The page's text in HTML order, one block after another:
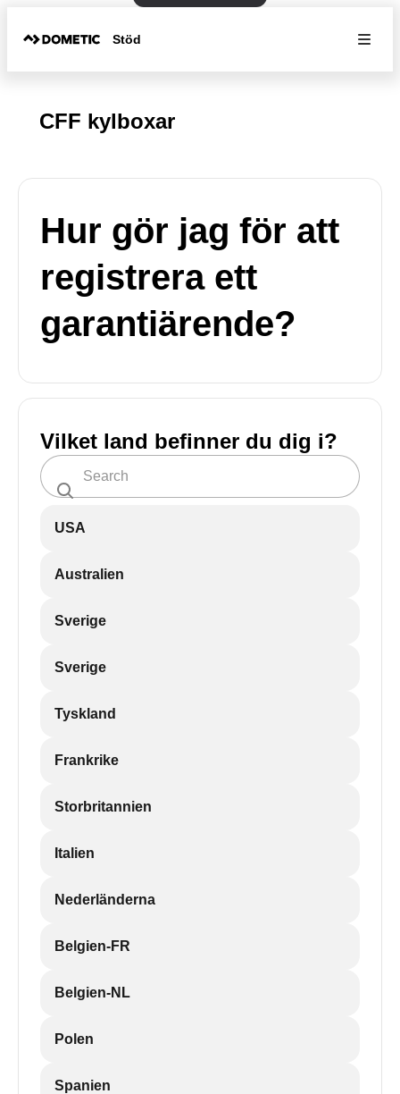
Stöd
CFF kylboxar
Hur gör jag för att
registrera ett
garantiärende?
Vilket land befinner du dig i?
USA
Australien
Sverige
Sverige
Tyskland
Frankrike
Storbritannien
Italien
Nederländerna
Belgien-FR
Belgien-NL
Polen
Spanien